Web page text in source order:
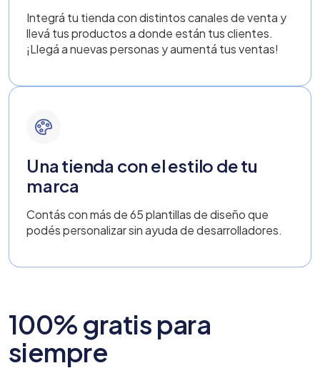
Integrá tu tienda con distintos canales de venta y
llevá tus productos a donde están tus clientes.
¡Llegá a nuevas personas y aumentá tus ventas!
Una tienda con el estilo de tu
marca
Contás con más de 65 plantillas de diseño que
podés personalizar sin ayuda de desarrolladores.
100% gratis para
siempre